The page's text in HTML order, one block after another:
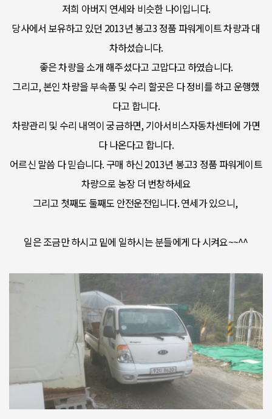
저희 아버지 연세와 비슷한 나이입니다.
당사에서 보유하고 있던 2013년 봉고3 정품 파워게이트 차량과 대
차하셨습니다.
좋은 차량을 소개 해주셨다고 고맙다고 하였습니다.
그리고, 본인 차량을 부속품 및 수리 할곳은 다 정비를 하고 운행했
다고 합니다.
차량관리 및 수리 내역이 궁금하면, 기아서비스자동차센터에 가면
다 나온다고 합니다.
어르신 말씀 다 믿습니다. 구매 하신 2013년 봉고3 정품 파워게이트
차량으로 농장 더 번창하세요
그리고 첫째도 둘째도 안전운전입니다. 연세가 있으니,
일은 조금만 하시고 밑에 일하시는 분들에게 다 시켜요~~^^